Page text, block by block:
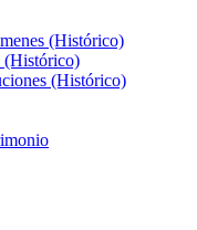
(Histórico)
(Histórico)
(Histórico)